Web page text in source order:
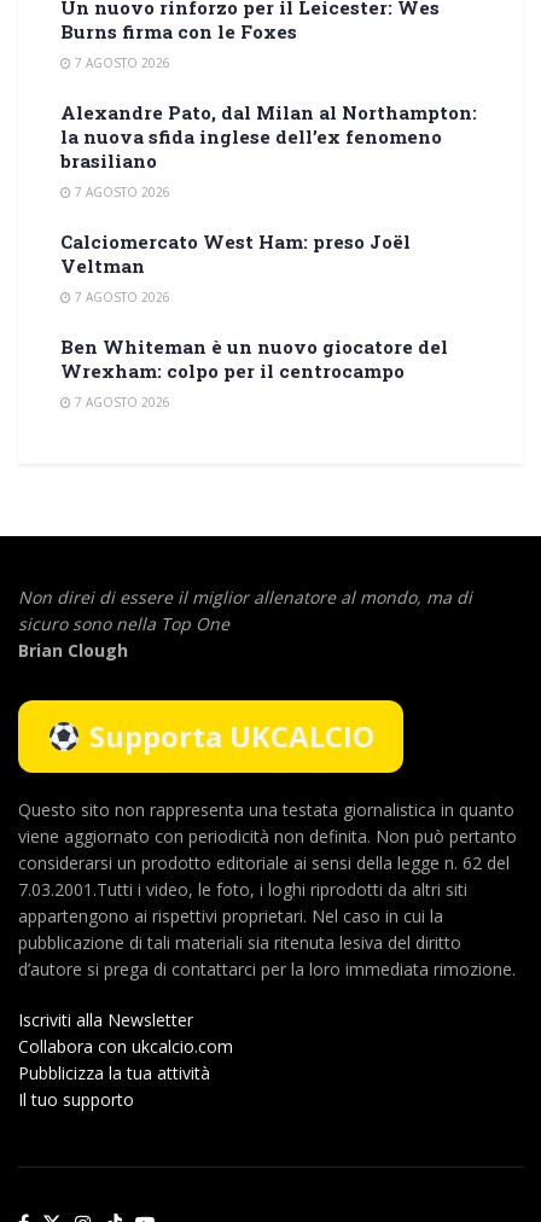
Un nuovo rinforzo per il Leicester: Wes
Burns firma con le Foxes
7 AGOSTO 2026
Alexandre Pato, dal Milan al Northampton:
la nuova sfida inglese dell’ex fenomeno
brasiliano
7 AGOSTO 2026
Calciomercato West Ham: preso Joël
Veltman
7 AGOSTO 2026
Ben Whiteman è un nuovo giocatore del
Wrexham: colpo per il centrocampo
7 AGOSTO 2026
Non direi di essere il miglior allenatore al mondo, ma di
sicuro sono nella Top One
Brian Clough
Supporta UKCALCIO
Questo sito non rappresenta una testata giornalistica in quanto
viene aggiornato con periodicità non definita. Non può pertanto
considerarsi un prodotto editoriale ai sensi della legge n. 62 del
7.03.2001.Tutti i video, le foto, i loghi riprodotti da altri siti
appartengono ai rispettivi proprietari. Nel caso in cui la
pubblicazione di tali materiali sia ritenuta lesiva del diritto
d’autore si prega di contattarci per la loro immediata rimozione.
Iscriviti alla Newsletter
Collabora con ukcalcio.com
Pubblicizza la tua attività
Il tuo supporto